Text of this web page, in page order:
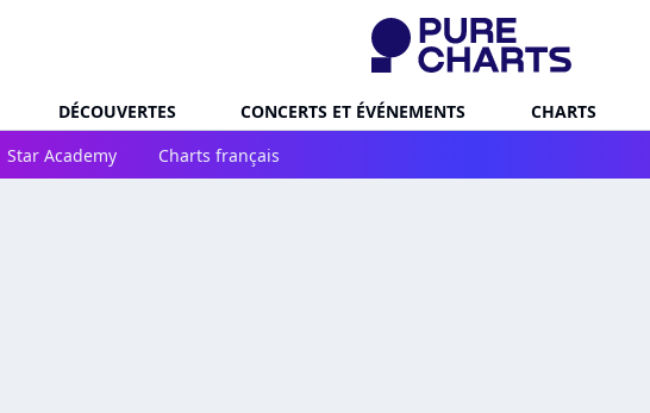
DÉCOUVERTES CONCERTS ET ÉVÉNEMENTS CHARTS
Star Academy Charts français